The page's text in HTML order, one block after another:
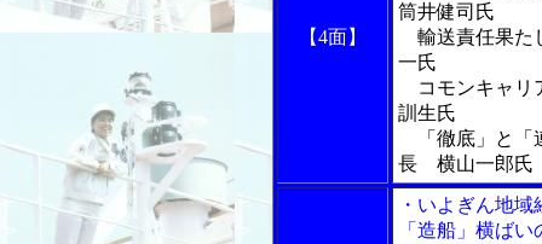
【4面】
筒井健司氏
輸送責任果た
一氏
コモンキャリ
訓生氏
「徹底」と「
長 横山一郎氏
・いよぎん地
「造船」横ば